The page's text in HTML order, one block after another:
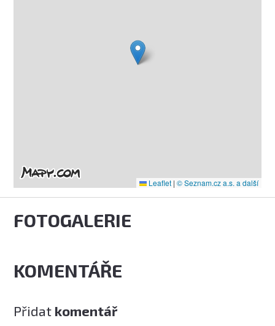
Leaflet | © Seznam.cz a.s. a další
FOTOGALERIE
KOMENTÁŘE
Přidat komentář